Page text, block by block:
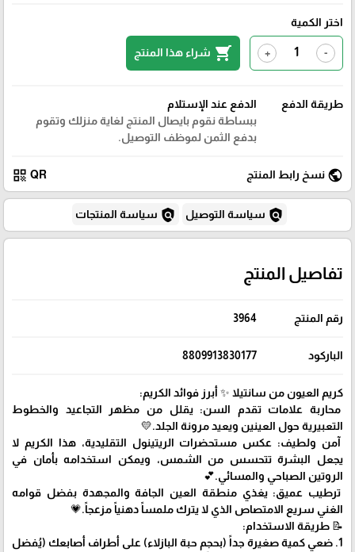
اختر الكمية
-
+
shopping_cart شراء هذا المنتج
طريقة الدفع
الدفع عند الإستلام
ببساطة نقوم بايصال المنتج لغاية منزلك وتقوم
بدفع الثمن لموظف التوصيل.
public نسخ رابط المنتج QR
qr_code
policy سياسة التوصيل policy سياسة المنتجات
تفاصيل المنتج
رقم المنتج 3964
الباركود 8809913830177
كريم العيون من سانتيلا ✨ أبرز فوائد الكريم:
محاربة علامات تقدم السن: يقلل من مظهر التجاعيد والخطوط
التعبيرية حول العينين ويعيد مرونة الجلد.💛
آمن ولطيف: عكس مستحضرات الريتينول التقليدية، هذا الكريم لا
يجعل البشرة تتحسس من الشمس، ويمكن استخدامه بأمان في
الروتين الصباحي والمسائي.💕
ترطيب عميق: يغذي منطقة العين الجافة والمجهدة بفضل قوامه
الغني سريع الامتصاص الذي لا يترك ملمساً دهنياً مزعجاً.💗
📝 طريقة الاستخدام:
1. ضعي كمية صغيرة جداً (بحجم حبة البازلاء) على أطراف أصابعك (يُفضل